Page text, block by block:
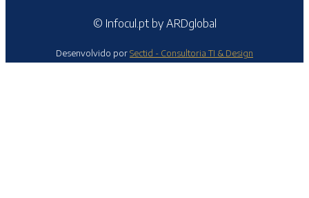
© Infocul.pt by ARDglobal
Desenvolvido porSectid - Consultoria TI & Design